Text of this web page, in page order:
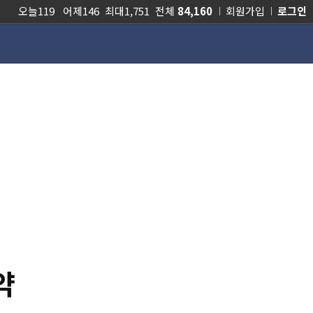
오늘119 어제146 최대1,751 전체 84,160 회원가입 로그인